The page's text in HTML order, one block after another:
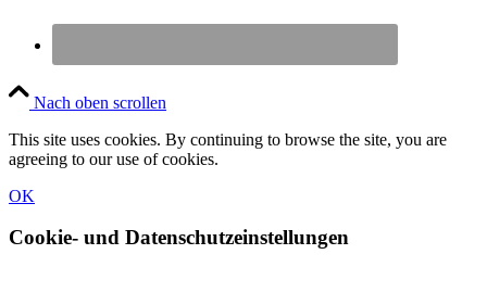
Nach oben scrollen
This site uses cookies. By continuing to browse the site, you are
agreeing to our use of cookies.
OK
Cookie- und Datenschutzeinstellungen